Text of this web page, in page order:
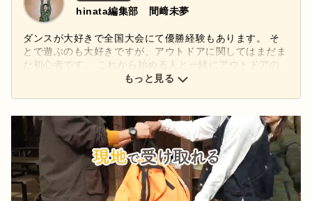
hinata編集部 間﨑未夢
ダンスが大好きで全国大会にて優勝経験もあります。 そ
とで遊ぶのも大好きですが、アウトドアに関してはまだま
だ初心者です。 これから始める人と一緒にアウトドアの
楽しさを共有できるよう一生懸命執筆していきます！
もっと見る